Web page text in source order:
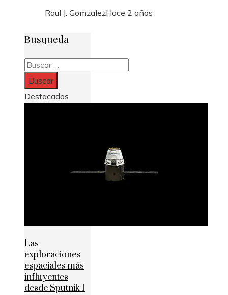
Raul J. GomzalezHace 2 años
Busqueda
Buscar:
Destacados
Las
exploraciones
espaciales más
influyentes
desde Sputnik 1